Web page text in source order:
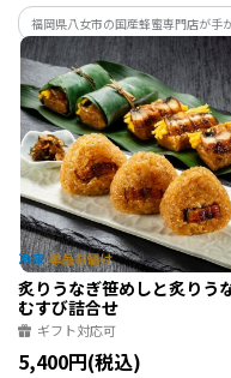
福岡県八女市の国産蜂蜜専門店が手
る、巣のまま丸ごと味わえる贅沢な
です。
炙りうなぎ笹めしと炙りう
むすび詰合せ
ギフト対応可
5,400円(税込)